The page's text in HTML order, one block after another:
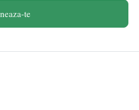
te